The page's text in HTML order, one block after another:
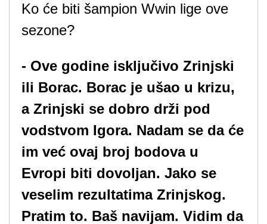
Ko će biti šampion Wwin lige ove
sezone?
- Ove godine isključivo Zrinjski
ili Borac. Borac je ušao u krizu,
a Zrinjski se dobro drži pod
vodstvom Igora. Nadam se da će
im već ovaj broj bodova u
Evropi biti dovoljan. Jako se
veselim rezultatima Zrinjskog.
Pratim to. Baš navijam. Vidim da